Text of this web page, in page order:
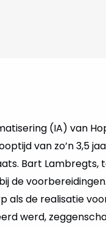
(IA) van
van zo’n 3,5
Bart Lambregts,
de
als de realisatie
werd,